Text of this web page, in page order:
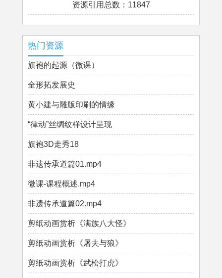
资源引用总数：11847
热门资源
旗袍的起源（微课）
全形拓发展史
黄小建与雕版印刷的情缘
“律动”丝绸纹样设计呈现
旗袍3D走秀18
非遗传承道篇01.mp4
微课-课程概述.mp4
非遗传承道篇02.mp4
剪纸动画赏析《满族八大怪》
剪纸动画赏析《屠夫与狼》
剪纸动画赏析《武松打虎》